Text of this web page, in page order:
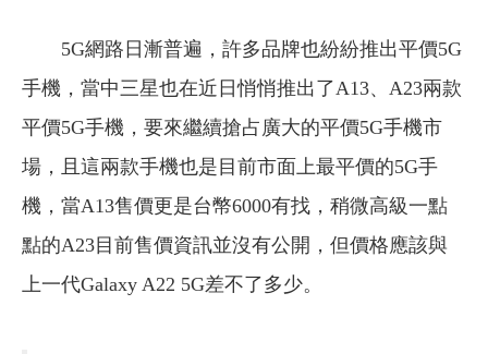
5G網路日漸普遍，許多品牌也紛紛推出平價5G
手機，當中三星也在近日悄悄推出了A13、A23兩款
平價5G手機，要來繼續搶占廣大的平價5G手機市
場，且這兩款手機也是目前市面上最平價的5G手
機，當A13售價更是台幣6000有找，稍微高級一點
點的A23目前售價資訊並沒有公開，但價格應該與
上一代Galaxy A22 5G差不了多少。